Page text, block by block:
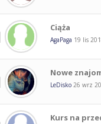
Ciąża
AgaPaga 19 lis
Nowe
LeDisko 26 wrz
Kurs na